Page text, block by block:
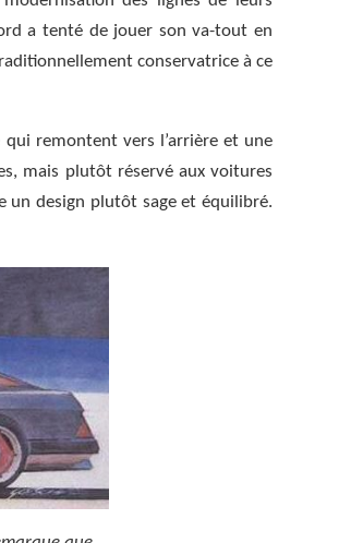
a tenté de jouer son va-tout en
conservatrice à ce
remontent vers l’arrière et une
mais plutôt réservé aux voitures
un design plutôt sage et équilibré.